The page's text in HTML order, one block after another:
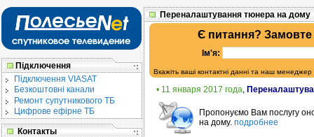
Підключення
Підключення VIASAT
Безкоштовні канали
Ремонт супутникового ТБ
Цифрове ефірне ТБ
Контакты
Переналаштування тюнера на дому
Є питання? Замовте
Ім'я:
Вкажіть ваші контактні данні та наш
• 11 января 2017 года,
Пропонуємо Вам послугу
на дому. подробнее